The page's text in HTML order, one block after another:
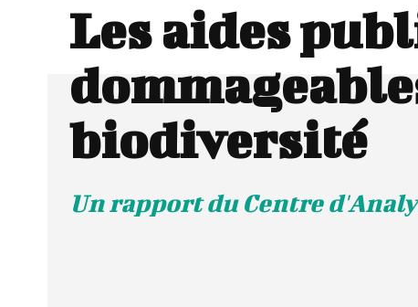
Les aides
biodiversité
Un rapport du Centre